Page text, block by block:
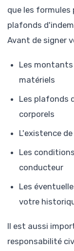
que les
plafonds
Avant de signer
Les
matériels
Les plafonds
corporels
L'existence
Les
conducteur
Les
votre
Il est aussi
responsabilité